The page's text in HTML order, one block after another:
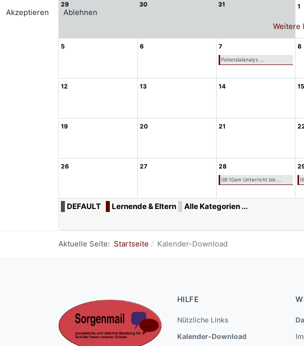
29
30 31 1
5 6 7
Potenzialanalys ...
8
12 13 14 15
19 20 21
26 27 28
08:10am Unterricht bis ...
DEFAULT Lernende & Eltern Alle Kategorien ...
Aktuelle Seite: Startseite Kalender-Download
HILFE
Nützliche Links
Kalender-Download
Akzeptieren
Ablehnen
Weitere